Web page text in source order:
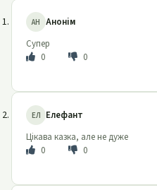
АН Анонім
Супер
0
0
ЕЛ Елефант
Цікава казка, але не дуже
0
0